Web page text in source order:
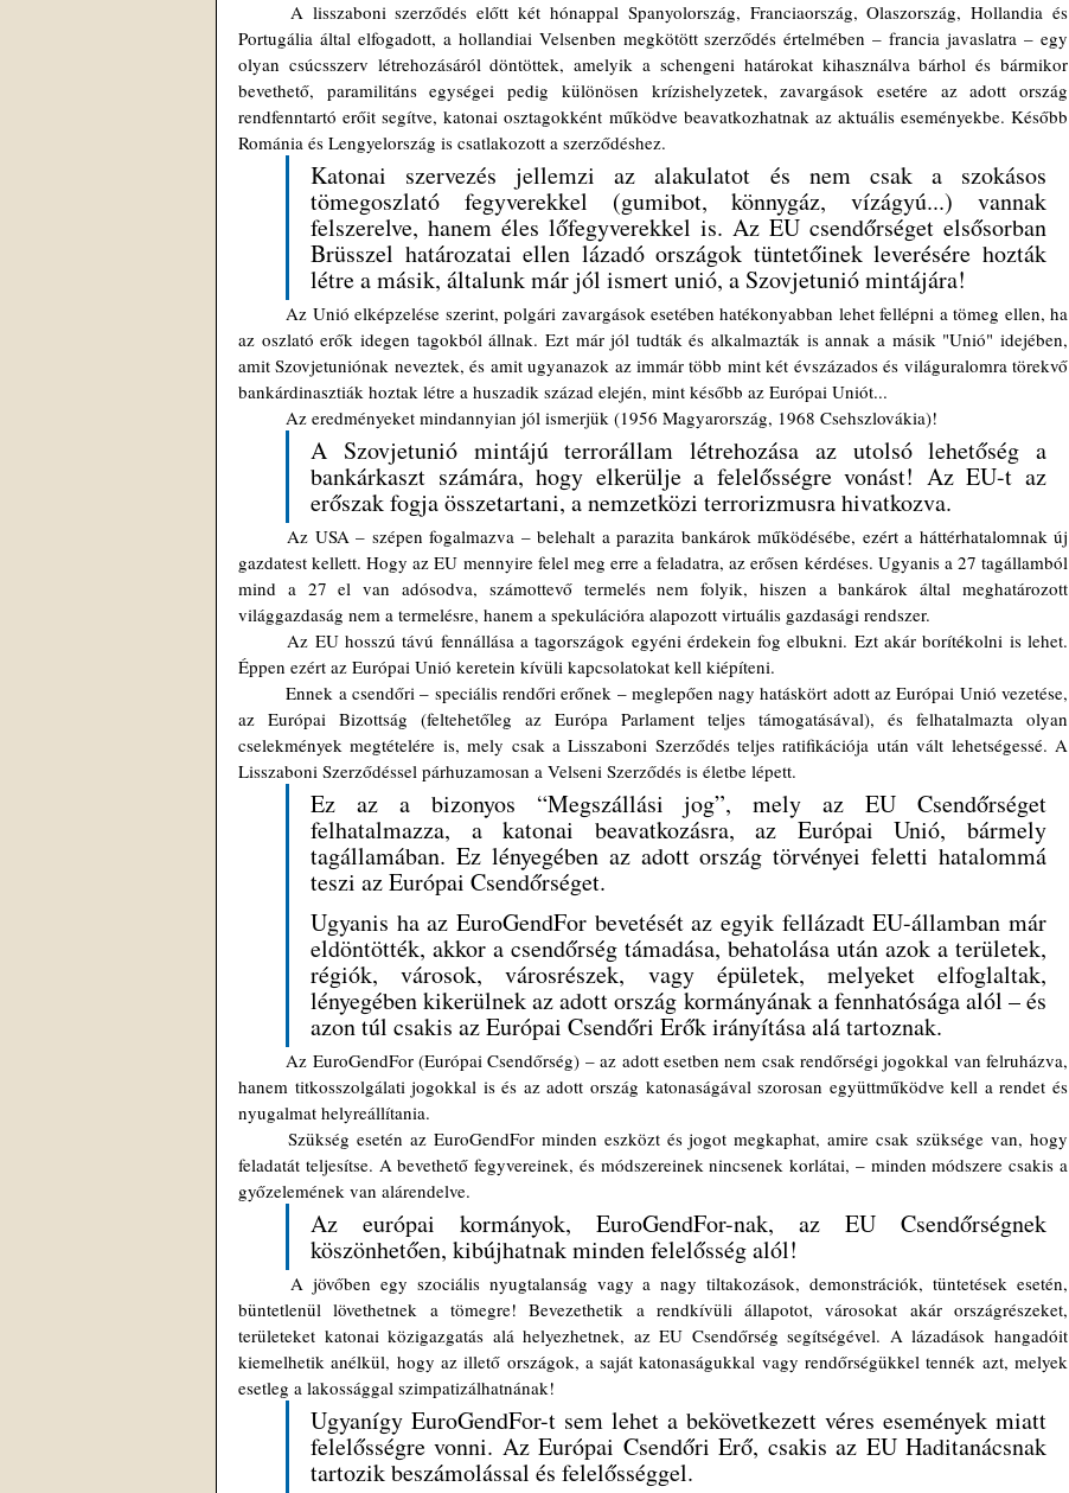
Portugália által elfogadott, a hollandiai Velsenben megkötött szerződés értelmében – francia javaslatra – egy
olyan csúcsszerv létrehozásáról döntöttek, amelyik a schengeni határokat kihasználva bárhol és bármikor
bevethető, paramilitáns egységei pedig különösen krízishelyzetek, zavargások esetére az adott ország
rendfenntartó erőit segítve, katonai osztagokként működve beavatkozhatnak az aktuális eseményekbe. Később
Románia és Lengyelország is csatlakozott a szerződéshez.
Katonai szervezés jellemzi az alakulatot és nem csak a szokásos
tömegoszlató fegyverekkel (gumibot, könnygáz, vízágyú...) vannak
felszerelve, hanem éles lőfegyverekkel is. Az EU csendőrséget elsősorban
Brüsszel határozatai ellen lázadó országok tüntetőinek leverésére hozták
létre a másik, általunk már jól ismert unió, a Szovjetunió mintájára!
	Az Unió elképzelése szerint, polgári zavargások esetében hatékonyabban lehet fellépni a tömeg ellen, ha
az oszlató erők idegen tagokból állnak. Ezt már jól tudták és alkalmazták is annak a másik "Unió" idejében,
amit Szovjetuniónak neveztek, és amit ugyanazok az immár több mint két évszázados és világuralomra törekvő
bankárdinasztiák hoztak létre a huszadik század elején, mint később az Európai Uniót...
	Az eredményeket mindannyian jól ismerjük (1956 Magyarország, 1968 Csehszlovákia)!
A Szovjetunió mintájú terrorállam létrehozása az utolsó lehetőség a
bankárkaszt számára, hogy elkerülje a felelősségre vonást! Az EU-t az
erőszak fogja összetartani, a nemzetközi terrorizmusra hivatkozva.
	Az USA – szépen fogalmazva – belehalt a parazita bankárok működésébe, ezért a háttérhatalomnak új
gazdatest kellett. Hogy az EU mennyire felel meg erre a feladatra, az erősen kérdéses. Ugyanis a 27 tagállamból
mind a 27 el van adósodva, számottevő termelés nem folyik, hiszen a bankárok által meghatározott
világgazdaság nem a termelésre, hanem a spekulációra alapozott virtuális gazdasági rendszer.
	Az EU hosszú távú fennállása a tagországok egyéni érdekein fog elbukni. Ezt akár borítékolni is lehet.
Éppen ezért az Európai Unió keretein kívüli kapcsolatokat kell kiépíteni.
	Ennek a csendőri – speciális rendőri erőnek – meglepően nagy hatáskört adott az Európai Unió vezetése,
az Európai Bizottság (feltehetőleg az Európa Parlament teljes támogatásával), és felhatalmazta olyan
cselekmények megtételére is, mely csak a Lisszaboni Szerződés teljes ratifikációja után vált lehetségessé. A
Lisszaboni Szerződéssel párhuzamosan a Velseni Szerződés is életbe lépett.
Ez az a bizonyos “Megszállási jog”, mely az EU Csendőrséget
felhatalmazza, a katonai beavatkozásra, az Európai Unió, bármely
tagállamában. Ez lényegében az adott ország törvényei feletti hatalommá
teszi az Európai Csendőrséget.
Ugyanis ha az EuroGendFor bevetését az egyik fellázadt EU-államban már
eldöntötték, akkor a csendőrség támadása, behatolása után azok a területek,
régiók, városok, városrészek, vagy épületek, melyeket elfoglaltak,
lényegében kikerülnek az adott ország kormányának a fennhatósága alól – és
azon túl csakis az Európai Csendőri Erők irányítása alá tartoznak.
	Az EuroGendFor (Európai Csendőrség) – az adott esetben nem csak rendőrségi jogokkal van felruházva,
hanem titkosszolgálati jogokkal is és az adott ország katonaságával szorosan együttműködve kell a rendet és
nyugalmat helyreállítania.
feladatát teljesítse. A bevethető fegyvereinek, és módszereinek nincsenek korlátai, – minden módszere csakis a
győzelemének van alárendelve.
Az európai kormányok, EuroGendFor-nak, az EU Csendőrségnek
köszönhetően, kibújhatnak minden felelősség alól!
büntetlenül lövethetnek a tömegre! Bevezethetik a rendkívüli állapotot, városokat akár országrészeket,
területeket katonai közigazgatás alá helyezhetnek, az EU Csendőrség segítségével. A lázadások hangadóit
kiemelhetik anélkül, hogy az illető országok, a saját katonaságukkal vagy rendőrségükkel tennék azt, melyek
esetleg a lakossággal szimpatizálhatnának!
Ugyanígy EuroGendFor-t sem lehet a bekövetkezett véres események miatt
felelősségre vonni. Az Európai Csendőri Erő, csakis az EU Haditanácsnak
tartozik beszámolással és felelősséggel.